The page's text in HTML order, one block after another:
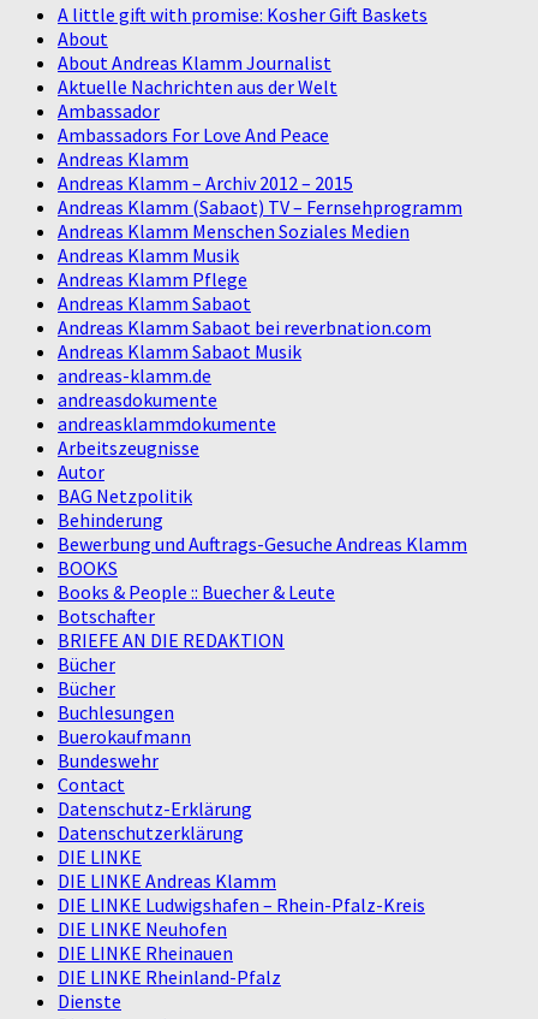
A little gift with promise: Kosher Gift Baskets
About
About Andreas Klamm Journalist
Aktuelle Nachrichten aus der Welt
Ambassador
Ambassadors For Love And Peace
Andreas Klamm
Andreas Klamm – Archiv 2012 – 2015
Andreas Klamm (Sabaot) TV – Fernsehprogramm
Andreas Klamm Menschen Soziales Medien
Andreas Klamm Musik
Andreas Klamm Pflege
Andreas Klamm Sabaot
Andreas Klamm Sabaot bei reverbnation.com
Andreas Klamm Sabaot Musik
andreas-klamm.de
andreasdokumente
andreasklammdokumente
Arbeitszeugnisse
Autor
BAG Netzpolitik
Behinderung
Bewerbung und Auftrags-Gesuche Andreas Klamm
BOOKS
Books & People :: Buecher & Leute
Botschafter
BRIEFE AN DIE REDAKTION
Bücher
Bücher
Buchlesungen
Buerokaufmann
Bundeswehr
Contact
Datenschutz-Erklärung
Datenschutzerklärung
DIE LINKE
DIE LINKE Andreas Klamm
DIE LINKE Ludwigshafen – Rhein-Pfalz-Kreis
DIE LINKE Neuhofen
DIE LINKE Rheinauen
DIE LINKE Rheinland-Pfalz
Dienste